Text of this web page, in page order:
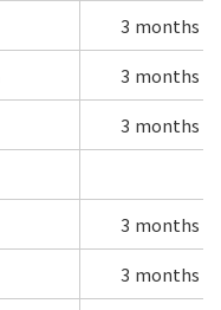
3 months
3 months
3 months
3 months
3 months